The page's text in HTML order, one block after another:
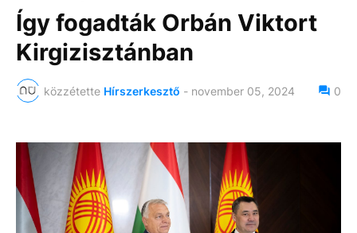
Így fogadták Orbán Viktort
Kirgizisztánban
közzétette Hírszerkesztő - november 05, 2024 0